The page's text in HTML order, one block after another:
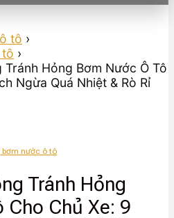
tô ›
›
Tránh Hỏng Bơm Nước Ô Tô
Ngừa Quá Nhiệt & Rò Rỉ
bơm nước ô tô
Tránh Hỏng
Cho Chủ Xe: 9